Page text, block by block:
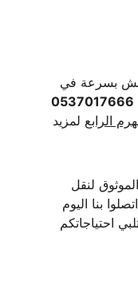
بسرعة في
0537017666
الرابع لمزيد
لنقل
بنا اليوم
احتياجاتكم